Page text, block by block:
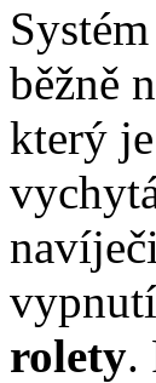
běžně
který
rolety.